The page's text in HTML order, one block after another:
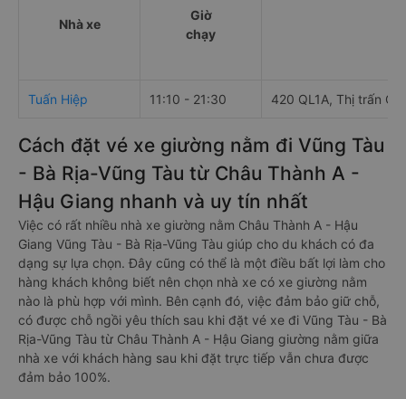
Nhà xe
Giờ
chạy
Tuấn Hiệp 11:10 - 21:30 420 QL1A, Thị trấn
Cách đặt vé xe giường nằm đi Vũng Tàu
- Bà Rịa-Vũng Tàu từ Châu Thành A -
Hậu Giang nhanh và uy tín nhất
Việc có rất nhiều nhà xe giường nằm Châu Thành A - Hậu
Giang Vũng Tàu - Bà Rịa-Vũng Tàu giúp cho du khách có đa
dạng sự lựa chọn. Đây cũng có thể là một điều bất lợi làm cho
hàng khách không biết nên chọn nhà xe có xe giường nằm
nào là phù hợp với mình. Bên cạnh đó, việc đảm bảo giữ chỗ,
có được chỗ ngồi yêu thích sau khi đặt vé xe đi Vũng Tàu - Bà
Rịa-Vũng Tàu từ Châu Thành A - Hậu Giang giường nằm giữa
nhà xe với khách hàng sau khi đặt trực tiếp vẫn chưa được
đảm bảo 100%.